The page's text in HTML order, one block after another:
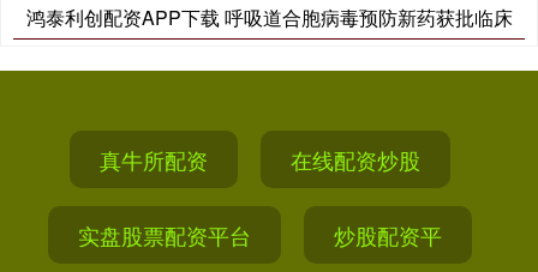
鸿泰利创配资APP下载 呼吸道合胞病毒预防新药获批临床
真牛所配资 在线配资炒股
实盘股票配资平台 炒股配资平